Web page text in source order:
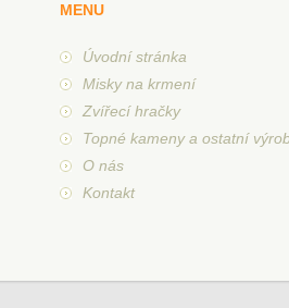
MENU
Úvodní stránka
Misky na krmení
Zvířecí hračky
Topné kameny a ostatní
O nás
Kontakt